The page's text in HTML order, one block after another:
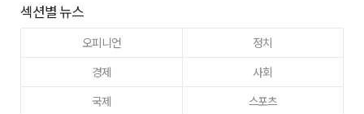
섹션별 뉴스
오피니언
정치
경제
사회
국제
스포츠